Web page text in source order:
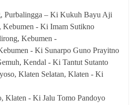
Purbalingga – Ki Kukuh Bayu Aji
Kebumen - Ki Imam Sutikno
Kebumen -
- Ki Sunarpo Guno Prayitno
Kendal - Ki Tantut Sutanto
Klaten Selatan, Klaten - Ki
Klaten - Ki Jalu Tomo Pandoyo